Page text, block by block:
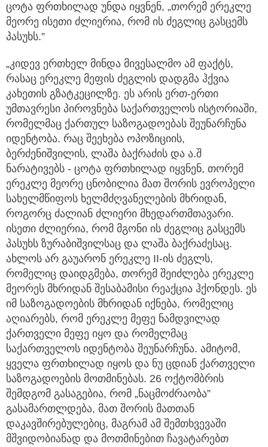
ცოტა ფრთხილად უნდა იყვნენ, „თორემ ერეკლე
მეორე ისეთი ძლიერია, რომ ის ძეგლიც გასცემს
პასუხს.”
„კიდევ ერთხელ მინდა მივესალმო ამ ფაქტს,
რასაც ერეკლე მეფის ძეგლის დადგმა ჰქვია
კახეთის გზატკეცილზე. ეს არის ერთ-ერთი
უმთავრესი პიროვნება საქართველოს ისტორიაში,
რომელმაც ქართულ საზოგადოებას შეუნარჩუნა
იდენტობა. რაც შეეხება ოპოზიციის,
ბერძენიშვილის, ლაშა ბაქრაძის და ა.შ
ნარატივებს - ცოტა ფრთხილად იყვნენ, თორემ
ერეკლე მეორე ცნობილია მათ შორის ევროპელი
სახელმწიფოს ხელმძღვანელების მხრიდან,
როგორც ძალიან ძლიერი მხედართმთავარი.
ისეთი ძლიერია, რომ მგონი ის ძეგლიც გასცემს
პასუხს ზურაბიშვილსაც და ლაშა ბაქრაძესაც.
ახლოს არ გაუარონ ერეკლე II-ის ძეგლს,
რომელიც დაიდგმება, თორემ შეიძლება ერეკლე
მეორეს მხრიდან შესაბამისი რეაქცია ჰქონდეს. ეს
იმ საზოგადოების მხრიდან იქნება, რომელიც
აღიარებს, რომ ერეკლე მეფე ნამდვილად
ქართველი მეფე იყო და რომელმაც
საქართველოს იდენტობა შეუნარჩუნა. ამიტომ,
ყველა ფრთხილად იყოს და ნუ ცდიან ქართველი
საზოგადოების მოთმინებას. 26 ოქტომბრის
შემდგომ გასაგებია, რომ „ნაცმოძრაობა”
გასამართლდება, მათ შორის მათთან
დაკავშირებულებიც, მაგრამ ამ შემთხვევაში
მშვიდობიანად და მოთმინებით ჩავატარებთ